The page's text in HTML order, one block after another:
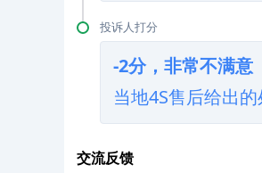
投诉人打分
-2分，非常不满意
当地4S售后给出的
交流反馈